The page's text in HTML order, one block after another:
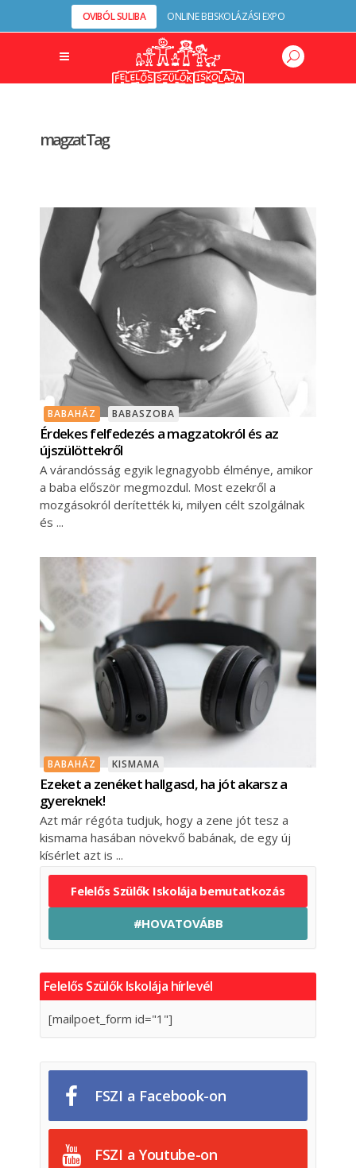
OVIBÓL SULIBA ONLINE BEISKOLÁZÁSI EXPO
magzat Tag
BABAHÁZ BABASZOBA
Érdekes felfedezés a magzatokról és az
újszülöttekről
A várandósság egyik legnagyobb élménye, amikor
a baba először megmozdul. Most ezekről a
mozgásokról derítették ki, milyen célt szolgálnak
és
BABAHÁZ KISMAMA
Ezeket a zenéket hallgasd, ha jót akarsz a
gyereknek!
Azt már régóta tudjuk, hogy a zene jót tesz a
kismama hasában növekvő babának, de egy új
kísérlet azt is
Felelős Szülők Iskolája bemutatkozás
#HOVATOVÁBB
Felelős Szülők Iskolája hírlevél
[mailpoet_form id="1"]
FSZI a Facebook-on
FSZI a Youtube-on